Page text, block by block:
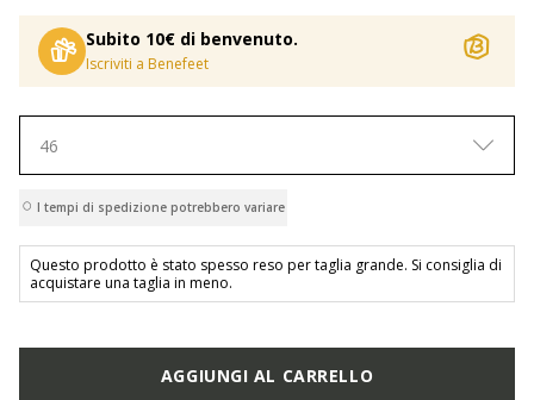
Subito 10€ di benvenuto.
Iscriviti a Benefeet
46
I tempi di spedizione potrebbero variare
Questo prodotto è stato spesso reso per taglia grande. Si consiglia di
acquistare una taglia in meno.
AGGIUNGI AL CARRELLO